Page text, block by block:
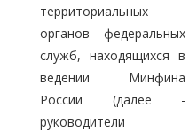
территориальных
органов федеральных
служб, находящихся в
ведении Минфина
России (далее -
руководители